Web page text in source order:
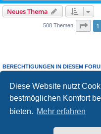
Diese Website nutzt
bestmöglichen Komfort
bieten. Mehr erfahren
Neues Thema
508 Themen Seite
1
BERECHTIGUNGEN IN DIESEM
Sie dürfen
keine
Antworten zu Themen
Sie dürfen Ihre Beiträge in diesem
Sie dürfen Ihre Beiträge in diesem
keine